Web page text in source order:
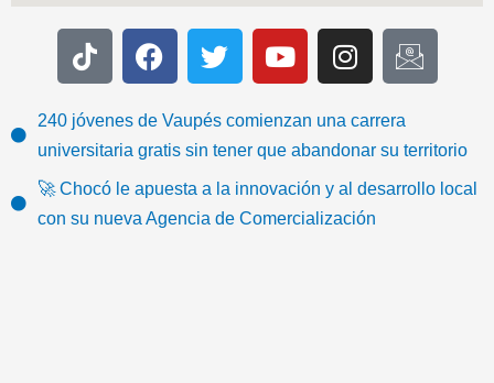
T
i
t
o
k
F
a
e
b
o
o
k
T
w
t
t
e
Y
o
t
u
b
I
n
t
a
g
a
I
c
-
e
240 jóvenes de Vaupés comienzan una carrera
universitaria gratis sin tener que abandonar su territorio
🚀 Chocó le apuesta a la innovación y al desarrollo local
con su nueva Agencia de Comercialización